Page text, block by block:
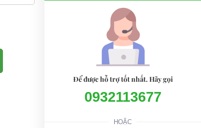
Để được hỗ trợ tốt nhất. Hãy gọi
0932113677
HOẶC